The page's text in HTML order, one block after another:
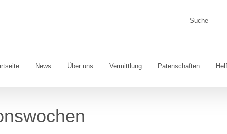
News Über uns Vermittlung Patenschaften